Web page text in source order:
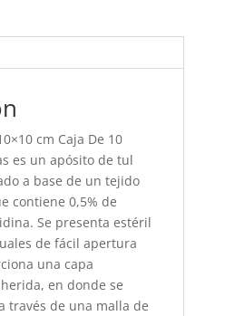
cm Caja De 10
es un apósito de tul
a base de un tejido
contiene 0,5% de
Se presenta estéril
de fácil apertura
una capa
en donde se
través de una malla de